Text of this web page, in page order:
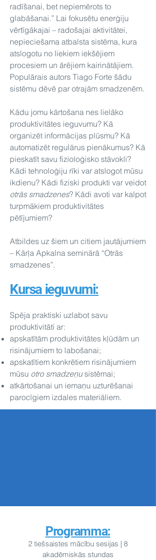
radīšanai, bet nepiemērots to
glabāšanai.” Lai fokusētu enerģiju
vērtīgākajai – radošajai aktivitātei,
nepieciešama atbalsta sistēma, kura
atslogotu no liekiem iekšējiem
procesiem un ārējiem kairinātājiem.
Populārais autors Tiago Forte šādu
sistēmu dēvē par otrajām smadzenēm.
Kādu jomu kārtošana nes lielāko
produktivitātes ieguvumu? Kā
organizēt informācijas plūsmu? Kā
automatizēt regulārus pienākumus? Kā
pieskatīt savu fizioloģisko stāvokli?
Kādi tehnoloģiju rīki var atslogot mūsu
ikdienu? Kādi fiziski produkti var veidot
otrās smadzenes? Kādi avoti var kalpot
turpmākiem produktivitātes
pētījumiem?
Atbildes uz šiem un citiem jautājumiem
– Kārļa Apkalna seminārā “Otrās
smadzenes”.
Kursa ieguvumi:
Spēja praktiski uzlabot savu
produktivitāti ar:
apskatītām produktivitātes kļūdām un
risinājumiem to labošanai;
apskatītiem konkrētiem risinājumiem
mūsu otro smadzeņusistēmai;
atkārtošanai un iemaņu uzturēšanai
parocīgiem izdales materiāliem.
Programma:
2 tiešsaistes mācībusesijas | 8
akadēmiskās stundas